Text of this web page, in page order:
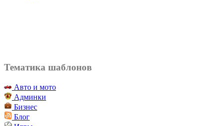
Тематика шаблонов
Авто и мото
Админки
Бизнес
Блог